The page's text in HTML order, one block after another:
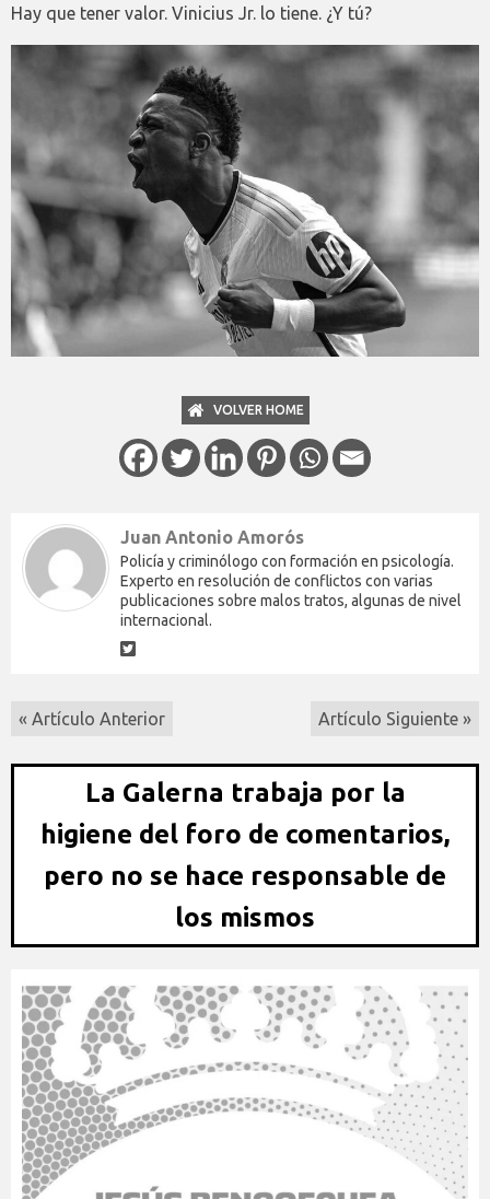
Hay que tener valor. Vinicius Jr. lo tiene. ¿Y tú?
VOLVER HOME
Juan Antonio Amorós
Policía y criminólogo con formación en psicología.
Experto en resolución de conflictos con varias
publicaciones sobre malos tratos, algunas de nivel
internacional.
« Artículo Anterior Artículo Siguiente »
La Galerna trabaja por la
higiene del foro de comentarios,
pero no se hace responsable de
los mismos